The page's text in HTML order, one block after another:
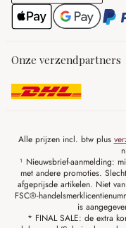
Onze verzendpartners
Alle prijzen incl. btw plus
¹ Nieuwsbrief-aanmelding:
met andere promoties.
afgeprijsde artikelen. Niet
FSC®-
is
* FINAL SALE: de extra